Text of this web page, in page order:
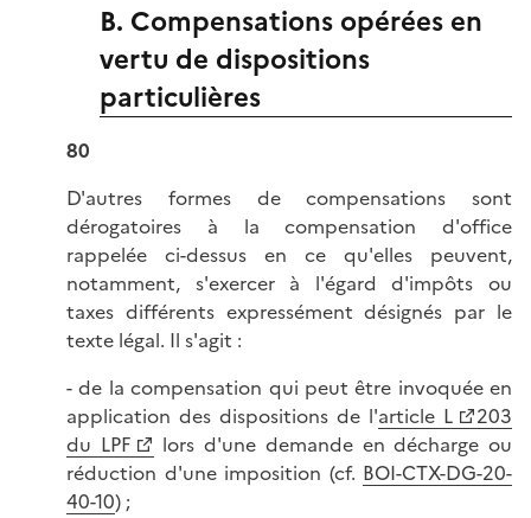
B. Compensations opérées en
vertu de dispositions
particulières
80
D'autres formes de compensations sont
dérogatoires à la compensation d'office
rappelée ci-dessus en ce qu'elles peuvent,
notamment, s'exercer à l'égard d'impôts ou
taxes différents expressément désignés par le
texte légal. Il s'agit :
- de la compensation qui peut être invoquée en
application des dispositions de l'article L
203
du LPF
lors d'une demande en décharge ou
réduction d'une imposition (cf. BOI-CTX-DG-20-
40-10) ;